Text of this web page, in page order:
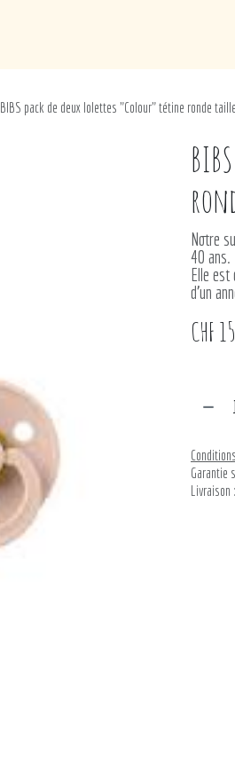
BIBS pack de deux lolettes "Colour" tétine ronde
Notre
40 ans.
Elle est
d’un
CHF
Garantie
Livraison